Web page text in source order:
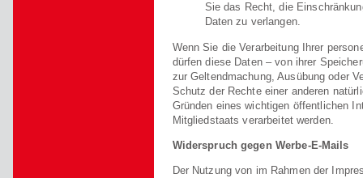
Sie das Recht, die
Daten zu verlangen.
Wenn Sie die Verarbeitung Ihrer
dürfen diese Daten – von ihrer
zur Geltendmachung, Ausübung oder
Schutz der Rechte einer anderen
Gründen eines wichtigen öffentlichen
Mitgliedstaats verarbeitet werden.
Widerspruch gegen Werbe-E-Mails
Der Nutzung von im Rahmen der